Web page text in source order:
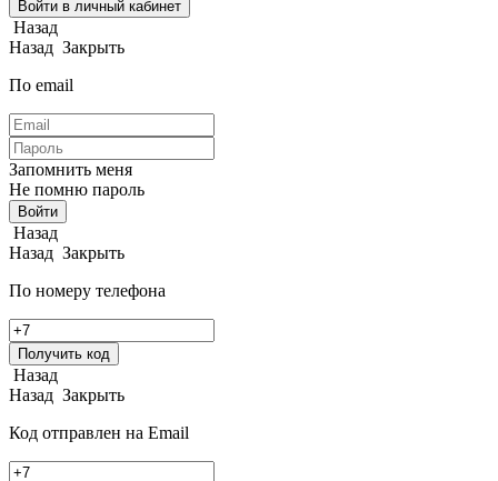
Войти в личный кабинет
Назад
Назад Закрыть
По email
Запомнить меня
Не помню пароль
Войти
Назад
Назад Закрыть
По номеру телефона
Получить код
Назад
Назад Закрыть
Код отправлен на Email